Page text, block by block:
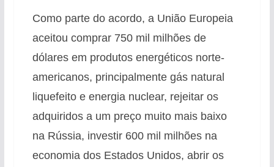
Como parte do acordo, a União Europeia
aceitou comprar 750 mil milhões de
dólares em produtos energéticos norte-
americanos, principalmente gás natural
liquefeito e energia nuclear, rejeitar os
adquiridos a um preço muito mais baixo
na Rússia, investir 600 mil milhões na
economia dos Estados Unidos, abrir os